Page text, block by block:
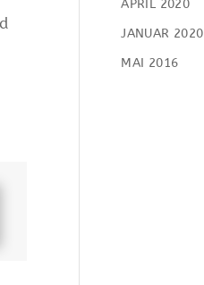
APRIL 2020
JANUAR 2020
MAI 2016